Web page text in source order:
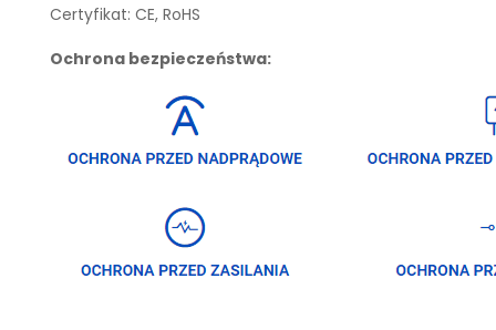
Certyfikat: CE, RoHS
Ochrona bezpieczeństwa: